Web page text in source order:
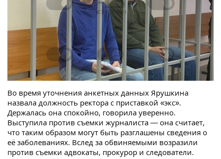
Во время уточнения анкетных данных Ярушкина
назвала должность ректора с приставкой «экс».
Держалась она спокойно, говорила уверенно.
Выступила против съемки журналиста — она считает,
что таким образом могут быть разглашены сведения о
её заболеваниях. Вслед за обвиняемыми возразили
против съемки адвокаты, прокурор и следователи.